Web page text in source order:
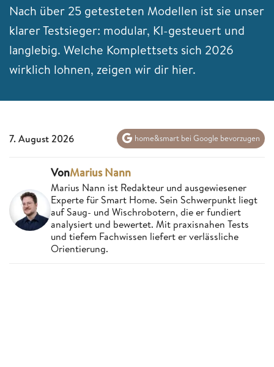
Nach über 25 getesteten Modellen ist sie unser
klarer Testsieger: modular, KI-gesteuert und
langlebig. Welche Komplettsets sich 2026
wirklich lohnen, zeigen wir dir hier.
7. August 2026 home&smart bei Google bevorzugen
VonMarius Nann
Marius Nann ist Redakteur und ausgewiesener
Experte für Smart Home. Sein Schwerpunkt liegt
auf Saug- und Wischrobotern, die er fundiert
analysiert und bewertet. Mit praxisnahen Tests
und tiefem Fachwissen liefert er verlässliche
Orientierung.